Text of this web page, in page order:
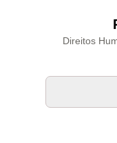
Direitos